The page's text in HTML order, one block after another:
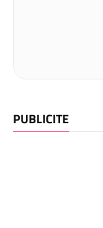
PUBLICITE